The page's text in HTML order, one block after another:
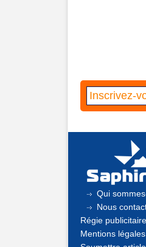
Qui
Nous
Régie publicitaire
Mentions légales